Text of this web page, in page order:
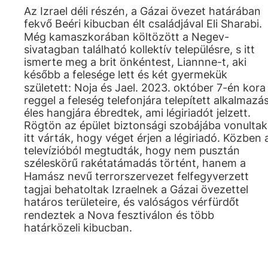
Az Izrael déli részén, a Gázai övezet határában
fekvő Beéri kibucban élt családjával Eli Sharabi.
Még kamaszkorában költözött a Negev-
sivatagban található kollektív településre, s itt
ismerte meg a brit önkéntest, Liannne-t, aki
később a felesége lett és két gyermekük
született: Noja és Jael. 2023. október 7-én kora
reggel a feleség telefonjára telepített
éles hangjára ébredtek, ami légiriadót jelzett.
Rögtön az épület biztonsági szobájába
itt várták, hogy véget érjen a légiriadó. Közben
televízióból megtudták, hogy nem pusztán
széleskörű rakétatámadás történt, hanem a
Hamász nevű terrorszervezet felfegyverzett
tagjai behatoltak Izraelnek a Gázai övezettel
határos területeire, és valóságos vérfürdőt
rendeztek a Nova fesztiválon és több
határközeli kibucban.